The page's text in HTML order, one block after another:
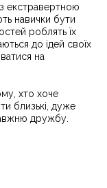
екстравертною
навички бути
роблять їх
до ідей своїх
на
хто хоче
близькі, дуже
дружбу.